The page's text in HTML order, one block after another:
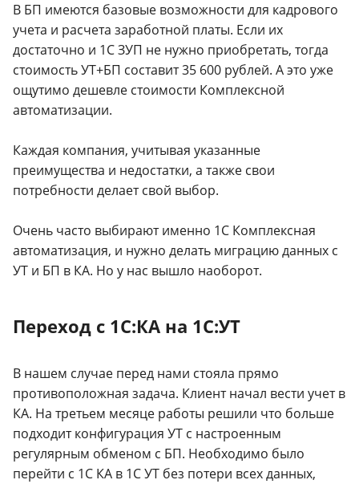
В БП имеются базовые возможности для кадрового
учета и расчета заработной платы. Если их
достаточно и 1С ЗУП не нужно приобретать, тогда
стоимость УТ+БП составит 35 600 рублей. А это уже
ощутимо дешевле стоимости Комплексной
автоматизации.
Каждая компания, учитывая указанные
преимущества и недостатки, а также свои
потребности делает свой выбор.
Очень часто выбирают именно 1С Комплексная
автоматизация, и нужно делать миграцию данных с
УТ и БП в КА. Но у нас вышло наоборот.
Переход с 1С:КА на 1С:УТ
В нашем случае перед нами стояла прямо
противоположная задача. Клиент начал вести учет в
КА. На третьем месяце работы решили что больше
подходит конфигурация УТ с настроенным
регулярным обменом с БП. Необходимо было
перейти с 1С КА в 1С УТ без потери всех данных,